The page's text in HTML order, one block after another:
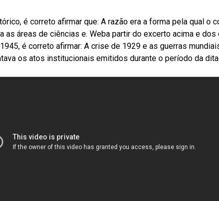
é correto afirmar que: A razão era a forma pela qual o
as áreas de ciências e. Weba partir do excerto acima e
é correto afirmar: A crise de 1929 e as guerras
os atos institucionais emitidos durante o período da